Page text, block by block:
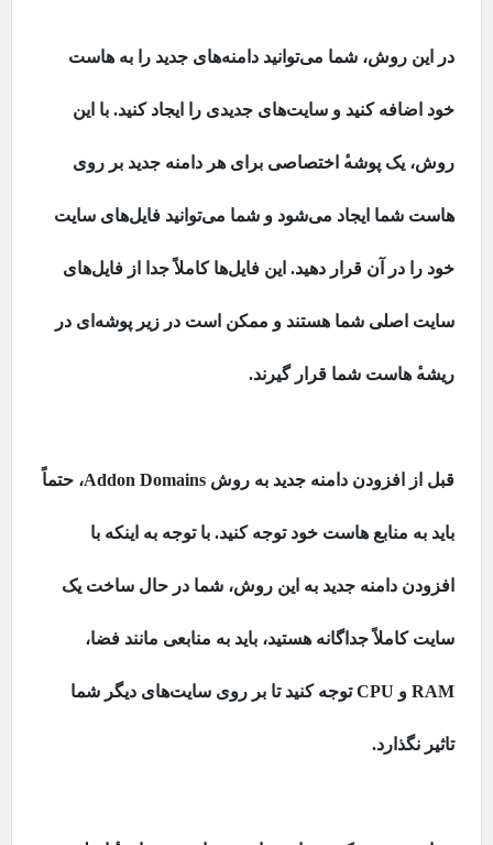
در این روش، شما می‌توانید دامنه‌های جدید را به هاست
خود اضافه کنید و سایت‌های جدیدی را ایجاد کنید. با این
روش، یک پوشه اختصاصی برای هر دامنه جدید بر روی
هاست شما ایجاد می‌شود و شما می‌توانید فایل‌های سایت
خود را در آن قرار دهید. این فایل‌ها کاملاً جدا از فایل‌های
سایت اصلی شما هستند و ممکن است در زیر پوشه‌ای در
ریشه هاست شما قرار گیرند.
قبل از افزودن دامنه جدید به روش Addon Domains، حتماً
باید به منابع هاست خود توجه کنید. با توجه به اینکه با
افزودن دامنه جدید به این روش، شما در حال ساخت یک
سایت کاملاً جداگانه هستید، باید به منابعی مانند فضا،
RAM و CPUتوجه کنید تا بر روی سایت‌های دیگر شما
تاثیر نگذارد.